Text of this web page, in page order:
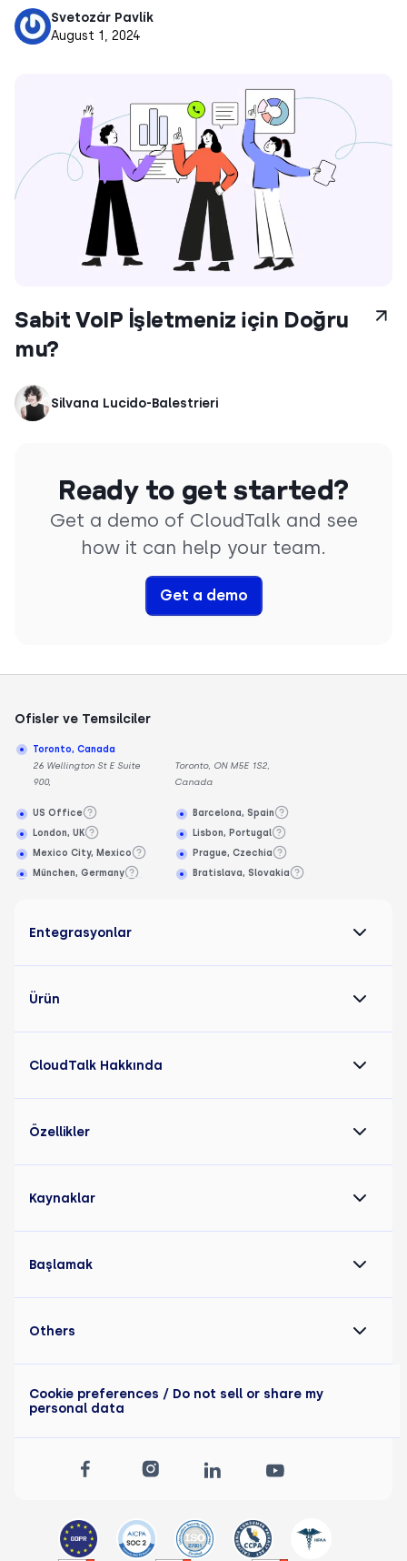
Svetozár Pavlík
August 1, 2024
Sabit VoIP İşletmeniz için Doğru
mu?
Silvana Lucido-Balestrieri
Ready to get started?
Get a demo of CloudTalk and see
how it can help your team.
Get a demo
Ofisler ve Temsilciler
Toronto, Canada
26 Wellington St E Suite
900,
Toronto, ON M5E 1S2,
Canada
US Office
London, UK
Mexico City, Mexico
München, Germany
Barcelona, Spain
Lisbon, Portugal
Prague, Czechia
Bratislava, Slovakia
Entegrasyonlar
Ürün
CloudTalk Hakkında
Özellikler
Kaynaklar
Başlamak
Others
Cookie preferences / Do not sell or share my
personal data